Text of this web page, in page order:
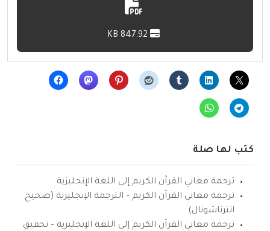
كتب لها صلة
ترجمة معاني القرآن الكريم إلى اللغة الإنجليزية
ترجمة معاني القرآن الكريم – الترجمة الإنجليزية (صحيح
انترناشونال)
ترجمة معاني القرآن الكريم إلى اللغة الإنجليزية – تحقيق